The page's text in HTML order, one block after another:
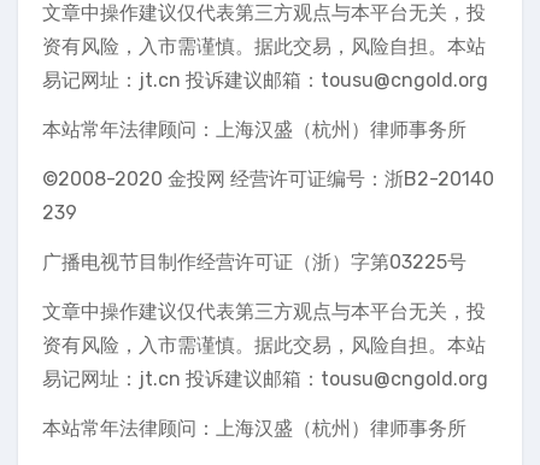
文章中操作建议仅代表第三方观点与本平台无关，投
资有风险，入市需谨慎。据此交易，风险自担。本站
易记网址：jt.cn 投诉建议邮箱：tousu@cngold.org
本站常年法律顾问：上海汉盛（杭州）律师事务所
©2008-2020 金投网 经营许可证编号：浙B2-20140
239
广播电视节目制作经营许可证（浙）字第03225号
文章中操作建议仅代表第三方观点与本平台无关，投
资有风险，入市需谨慎。据此交易，风险自担。本站
易记网址：jt.cn 投诉建议邮箱：tousu@cngold.org
本站常年法律顾问：上海汉盛（杭州）律师事务所